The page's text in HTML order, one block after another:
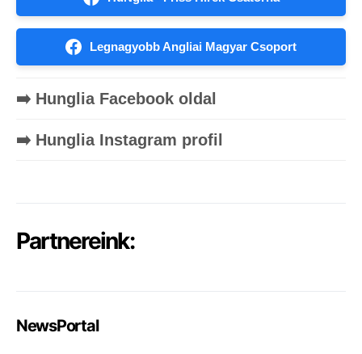
Legnagyobb Angliai Magyar Csoport
➡️ Hunglia Facebook oldal
➡️ Hunglia Instagram profil
Partnereink:
NewsPortal